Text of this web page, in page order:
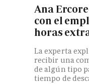
Ana
con el
horas
La experta
recibir una
de algún tipo
tiempo de